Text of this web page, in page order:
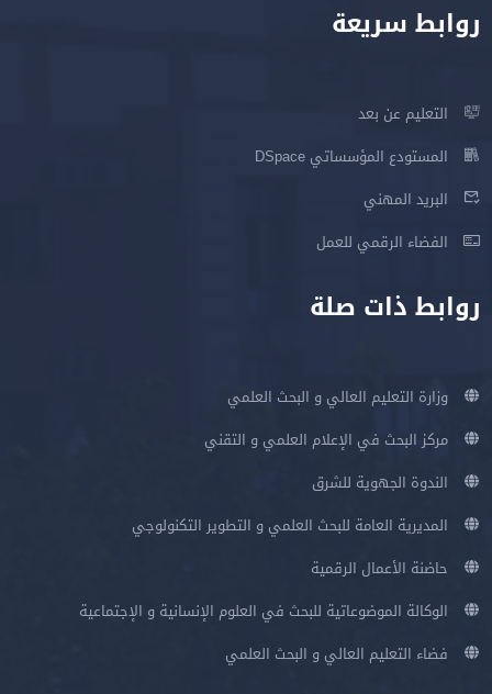
روابط سريعة
التعليم عن بعد
المستودع المؤسساتي DSpace
البريد المهني
الفضاء الرقمي للعمل
روابط ذات صلة
وزارة التعليم العالي و البحث العلمي
مركز البحث في الإعلام العلمي و التقني
الندوة الجهوية للشرق
المديرية العامة للبحث العلمي و التطوير التكنولوجي
حاضنة الأعمال الرقمية
الوكالة الموضوعاتية للبحث في العلوم الإنسانية و الإجتماعية
فضاء التعليم العالي و البحث العلمي